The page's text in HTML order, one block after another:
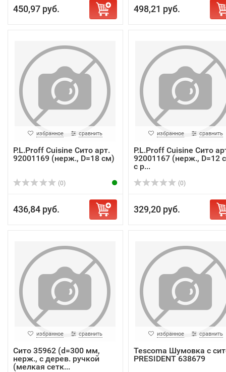
450,97 руб. 498,21 руб.
избранное сравнить
P.L.Proff Cuisine Сито арт.
92001169 (нерж., D=18 см)
(0)
436,84 руб.
избранное сравнить
P.L.Proff Cuisine Сито
92001167 (нерж., D=12
с р...
(0)
329,20 руб.
избранное сравнить
Сито 35962 (d=300 мм,
нерж., с дерев. ручкой
(мелкая сетк...
избранное сравнить
Tescoma Шумовка с
PRESIDENT 638679